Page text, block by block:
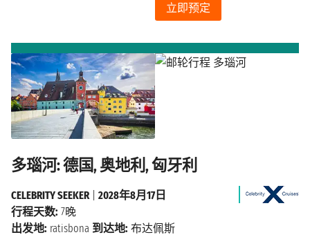
立即预定
多瑙河: 德国, 奥地利, 匈牙利
CELEBRITY SEEKER| 2028年8月17日
行程天数: 7晚
出发地: ratisbona 到达地: 布达佩斯